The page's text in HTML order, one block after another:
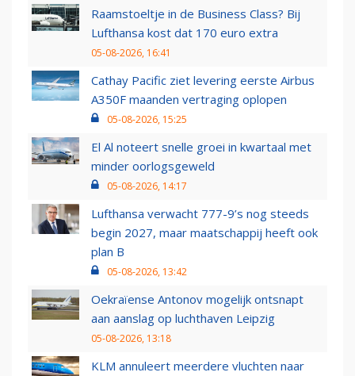
Raamstoeltje in de Business Class? Bij
Lufthansa kost dat 170 euro extra
05-08-2026, 16:41
Cathay Pacific ziet levering eerste Airbus
A350F maanden vertraging oplopen
05-08-2026, 15:25
El Al noteert snelle groei in kwartaal met
minder oorlogsgeweld
05-08-2026, 14:17
Lufthansa verwacht 777-9’s nog steeds
begin 2027, maar maatschappij heeft ook
plan B
05-08-2026, 13:42
Oekraïense Antonov mogelijk ontsnapt
aan aanslag op luchthaven Leipzig
05-08-2026, 13:18
KLM annuleert meerdere vluchten naar